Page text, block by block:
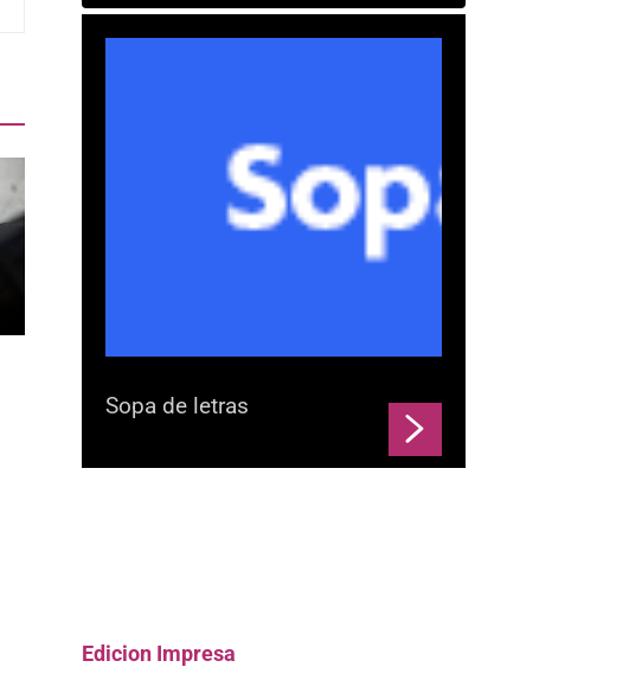
Sopa de letras
Edicion Impresa